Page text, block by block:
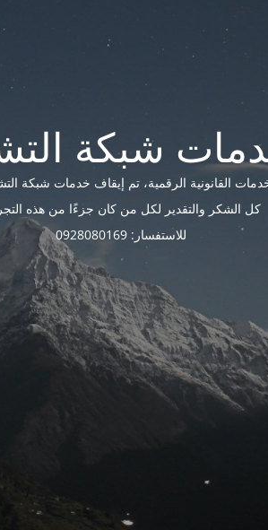
القانونية الرقمية، تم إيقاف خدمات شبكة
كل الشكر والتقدير لكل من كان جزءًا من هذه
للاستفسار: 0928080169